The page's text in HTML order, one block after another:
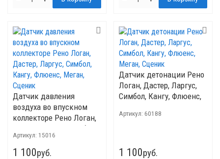
Датчик давления
воздуха во впускном
коллекторе Рено Логан,
Дастер, Ларгус, Симбол,
Кангу, Флюенс, Меган,
Сценик
Артикул: 15016
1 100руб.
Датчик детонации Рено
Логан, Дастер, Ларгус,
Симбол, Кангу, Флюенс,
Артикул: 60188
1 100руб.